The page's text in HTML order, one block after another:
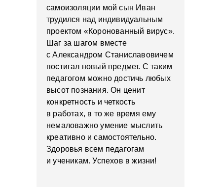
самоизоляции мой сын Иван
трудился над индивидуальным
проектом «Коронованный вирус».
Шаг за шагом вместе
с Александром Станиславовичем
постигал новый предмет. С таким
педагогом можно достичь любых
высот познания. Он ценит
конкретность и четкость
в работах, в то же время ему
немаловажно умение мыслить
креативно и самостоятельно.
Здоровья всем педагогам
и ученикам. Успехов в жизни!